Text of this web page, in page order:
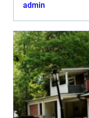
admin